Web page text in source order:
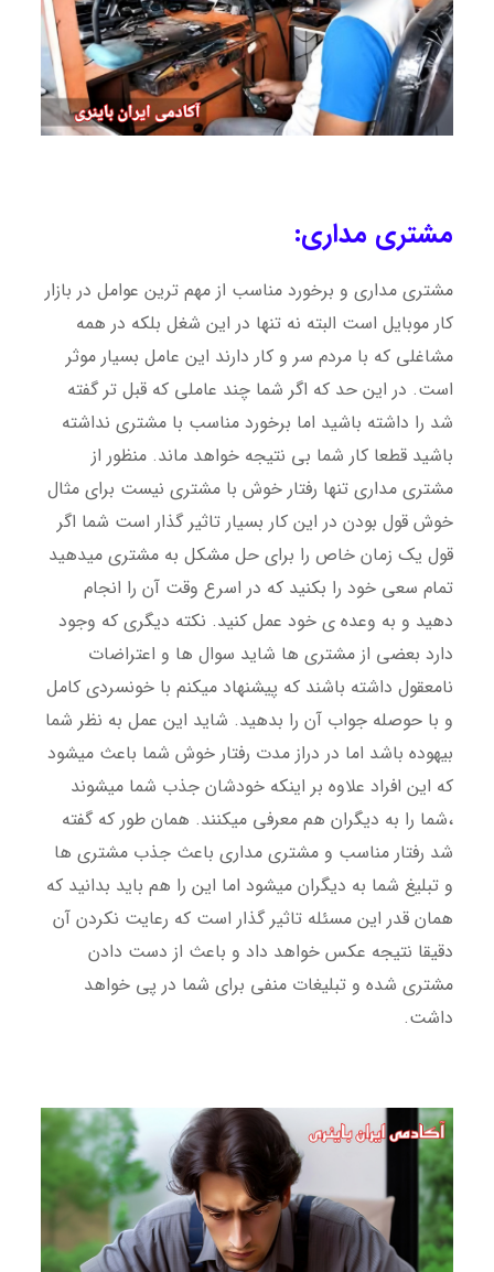
مشتری مداری:
مشتری مداری و برخورد مناسب از مهم ترین عوامل در بازار
کار موبایل است البته نه تنها در این شغل بلکه در همه
مشاغلی که با مردم سر و کار دارند این عامل بسیار موثر
است. در این حد که اگر شما چند عاملی که قبل تر گفته
شد را داشته باشید اما برخورد مناسب با مشتری نداشته
باشید قطعا کار شما بی نتیجه خواهد ماند. منظور از
مشتری مداری تنها رفتار خوش با مشتری نیست برای مثال
خوش قول بودن در این کار بسیار تاثیر گذار است شما اگر
قول یک زمان خاص را برای حل مشکل به مشتری میدهید
تمام سعی خود را بکنید که در اسرع وقت آن را انجام
دهید و به وعده ی خود عمل کنید. نکته دیگری که وجود
دارد بعضی از مشتری ها شاید سوال ها و اعتراضات
نامعقول داشته باشند که پیشنهاد میکنم با خونسردی کامل
و با حوصله جواب آن را بدهید. شاید این عمل به نظر شما
بیهوده باشد اما در دراز مدت رفتار خوش شما باعث میشود
که این افراد علاوه بر اینکه خودشان جذب شما میشوند
،شما را به دیگران هم معرفی میکنند. همان طور که گفته
شد رفتار مناسب و مشتری مداری باعث جذب مشتری ها
و تبلیغ شما به دیگران میشود اما این را هم باید بدانید که
همان قدر این مسئله تاثیر گذار است که رعایت نکردن آن
دقیقا نتیجه عکس خواهد داد و باعث از دست دادن
مشتری شده و تبلیغات منفی برای شما در پی خواهد
داشت.